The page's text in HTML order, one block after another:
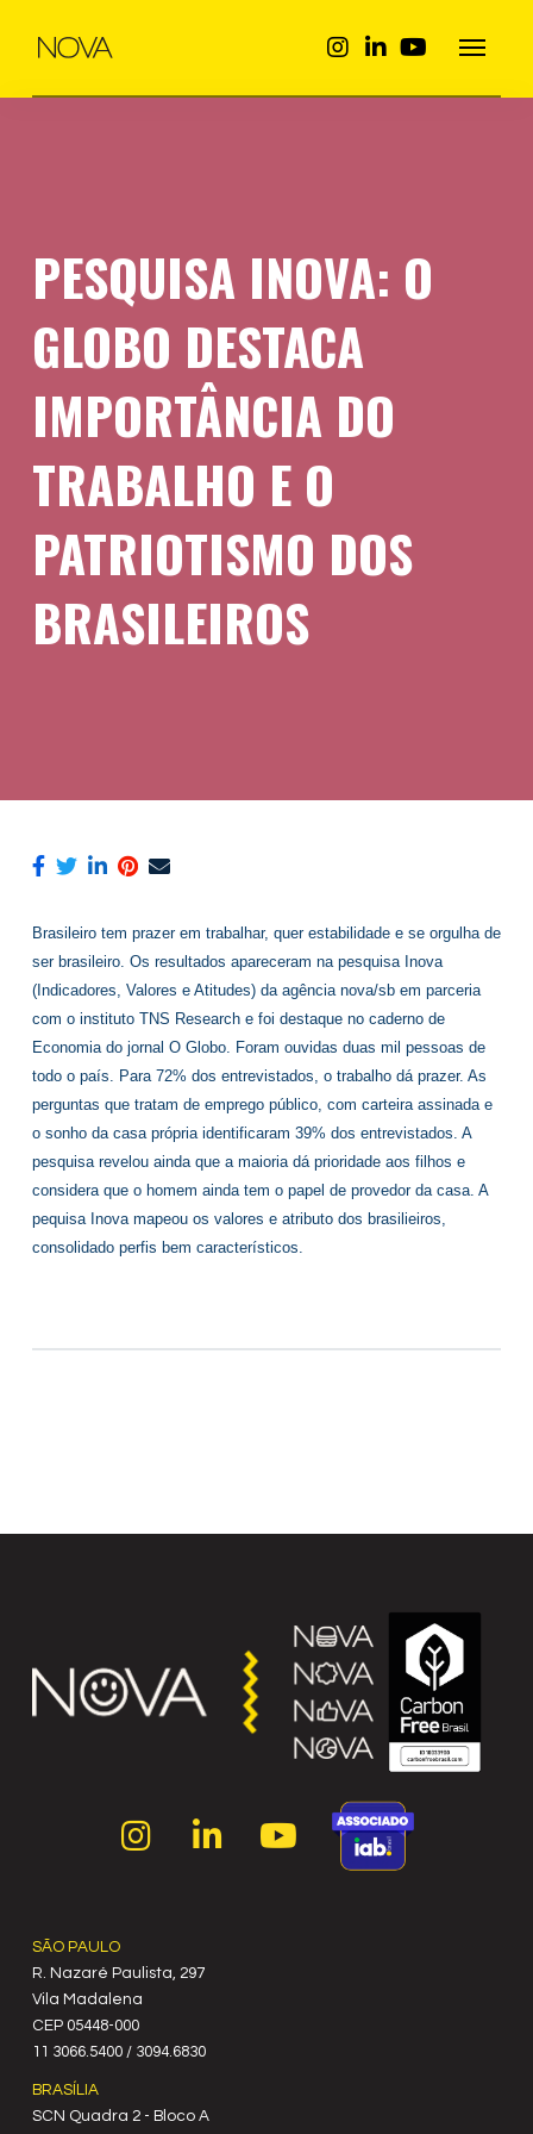
PESQUISA INOVA: O
GLOBO DESTACA
IMPORTÂNCIA DO
TRABALHO E O
PATRIOTISMO DOS
BRASILEIROS
Brasileiro tem prazer em trabalhar, quer estabilidade e se orgulha de
ser brasileiro. Os resultados apareceram na pesquisa Inova
(Indicadores, Valores e Atitudes) da agência nova/sb em parceria
com o instituto TNS Research e foi destaque no caderno de
Economia do jornal O Globo. Foram ouvidas duas mil pessoas de
todo o país. Para 72% dos entrevistados, o trabalho dá prazer. As
perguntas que tratam de emprego público, com carteira assinada e
o sonho da casa própria identificaram 39% dos entrevistados. A
pesquisa revelou ainda que a maioria dá prioridade aos filhos e
considera que o homem ainda tem o papel de provedor da casa. A
pequisa Inova mapeou os valores e atributo dos brasilieiros,
consolidado perfis bem característicos.
SÃO PAULO
R. Nazaré Paulista, 297
Vila Madalena
C‍EP 05448-000
11 3066.5400 / 3094.6830
BRASÍLIA
SCN Quadra 2 - Bloco A